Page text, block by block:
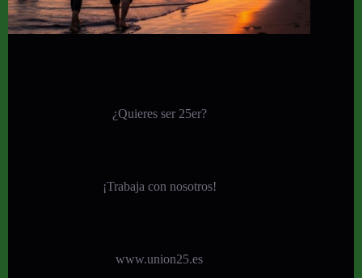
¿Quieres ser 25er?
¡Trabaja con nosotros!
www.union25.es